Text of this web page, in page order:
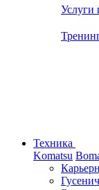
Услуги
Техника
Komatsu